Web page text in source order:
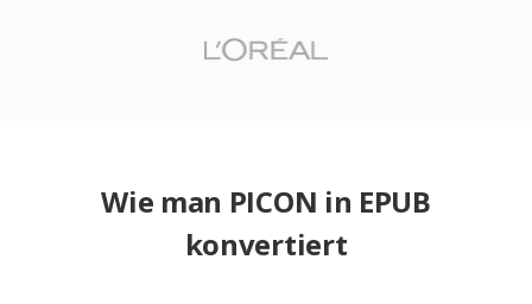
Wie man PICON in EPUB
konvertiert